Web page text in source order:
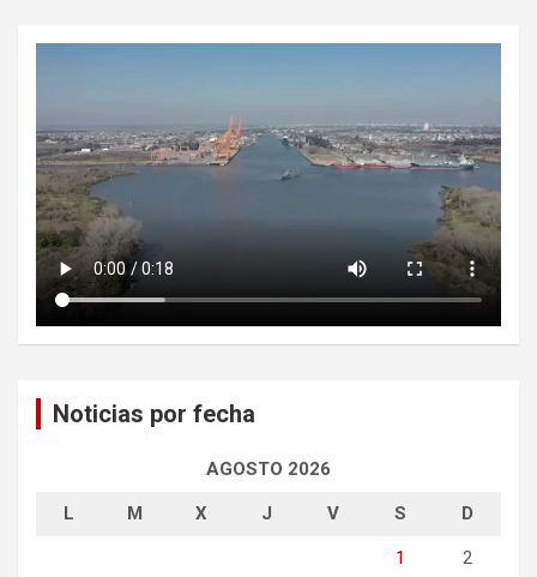
Noticias por fecha
AGOSTO 2026
L M X J V S D
1 2